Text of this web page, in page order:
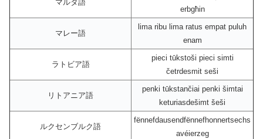
マルタ語
erbgħin
マレー語
lima ribu lima ratus empat puluh
enam
ラトビア語
pieci tūkstoši pieci simti
četrdesmit seši
リトアニア語
penki tūkstančiai penki šimtai
keturiasdešimt šeši
ルクセンブルク語
fënnefdausendfënnefhonnertsechs
avéierzeg